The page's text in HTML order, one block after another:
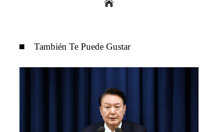
También Te Puede Gustar